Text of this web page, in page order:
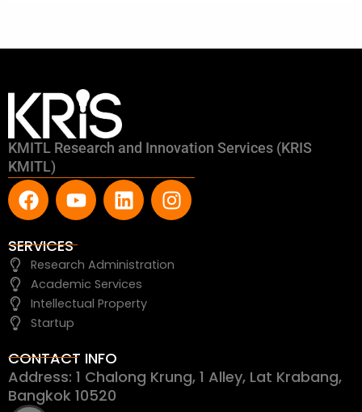
KMITL Research and Innovation Services (KRIS
KMITL)
F
a
c
e
b
o
o
k
Y
o
u
t
u
b
e
L
i
n
e
d
i
I
n
s
a
SERVICES
Research Administration
Academic Services
Intellectual Property
Startup
CONTACT INFO
Address: 1 Chalong Krung, 1 Alley, Lat Krabang,
Bangkok 10520